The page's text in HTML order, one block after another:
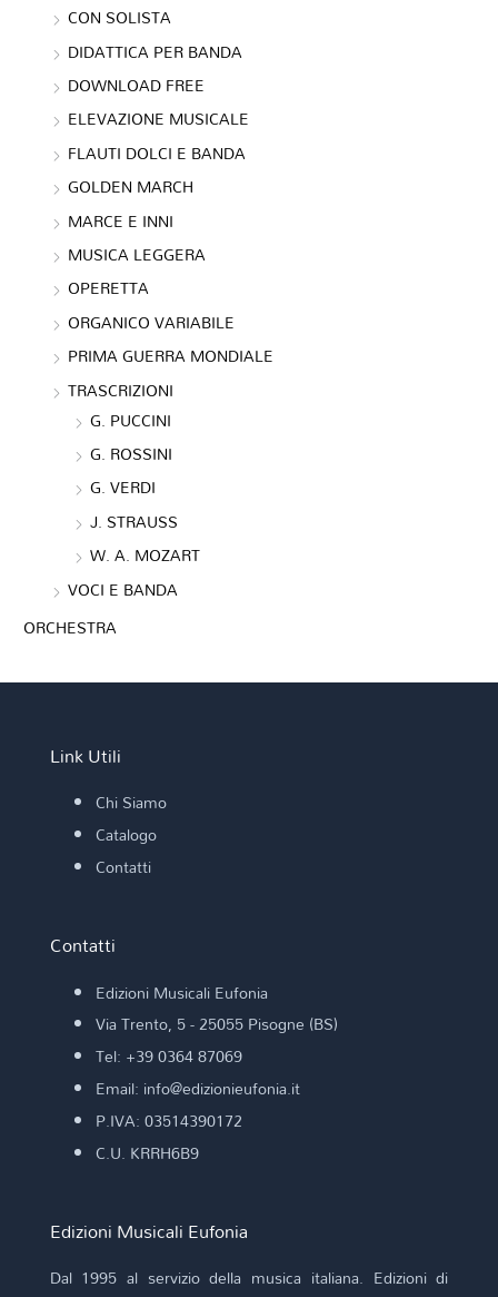
CON SOLISTA
DIDATTICA PER BANDA
DOWNLOAD FREE
ELEVAZIONE MUSICALE
FLAUTI DOLCI E BANDA
GOLDEN MARCH
MARCE E INNI
MUSICA LEGGERA
OPERETTA
ORGANICO VARIABILE
PRIMA GUERRA MONDIALE
TRASCRIZIONI
G. PUCCINI
G. ROSSINI
G. VERDI
J. STRAUSS
W. A. MOZART
VOCI E BANDA
ORCHESTRA
Link Utili
Chi Siamo
Catalogo
Contatti
Contatti
Edizioni Musicali Eufonia
Via Trento, 5 - 25055 Pisogne (BS)
Tel: +39 0364 87069
Email: info@edizionieufonia.it
P.IVA: 03514390172
C.U. KRRH6B9
Edizioni Musicali Eufonia
Dal 1995 al servizio della musica italiana. Edizioni di